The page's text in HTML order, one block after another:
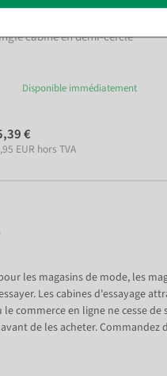
cabine en demi-cercle
Disponible immédiatement
€
EUR hors TVA
les magasins de mode, les
Les cabines d'essayage
en ligne ne cesse
de les acheter.